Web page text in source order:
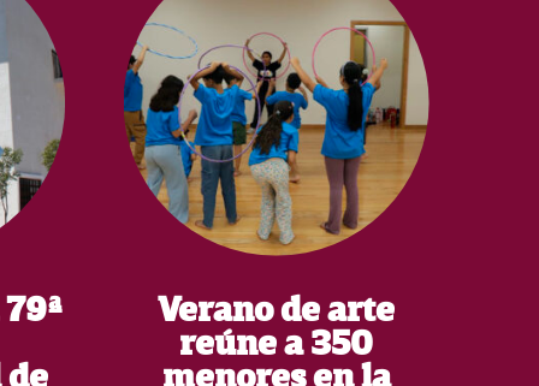
Verano de arte
reúne a 350